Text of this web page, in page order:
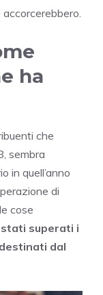
ha
che
sembra
in quell’anno
di
cose
superati i
dal